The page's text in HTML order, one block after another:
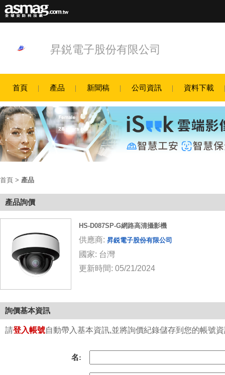
昇鋭電子股份有限公司
首頁 產品 新聞稿 公司資訊 資料下載
首頁 > 產品
產品詢價
HS-D087SP-G網路高清攝影機
供應商: 昇鋭電子股份有限公司
國家: 台灣
更新時間: 05/21/2024
詢價基本資訊
請登入帳號自動帶入基本資訊,並將詢價紀錄儲存到您的帳號
名: